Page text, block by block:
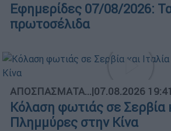
Εφημερίδες 07/08/2026:
πρωτοσέλιδα
ΑΠΟΣΠΑΣΜΑΤΑ...|07.08.2026 19:41
Κόλαση φωτιάς σε Σερβία
Πλημμύρες στην Κίνα